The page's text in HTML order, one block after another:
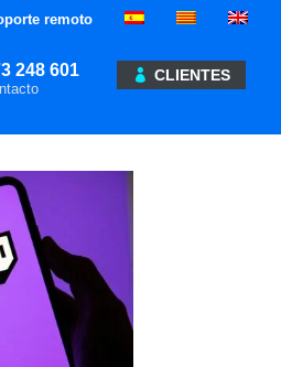
remoto
248 601 CLIENTES